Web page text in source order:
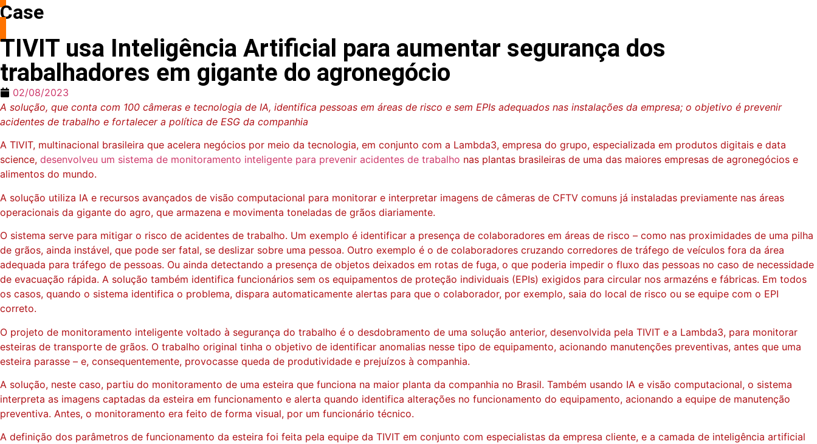
Case
TIVIT usa Inteligência Artificial para aumentar segurança dos
trabalhadores em gigante do agronegócio
02/08/2023
A solução, que conta com 100 câmeras e tecnologia de IA, identifica pessoas em áreas de risco e sem EPIs adequados nas instalações da empresa; o objetivo é prevenir
acidentes de trabalho e fortalecer a política de ESG da companhia
A TIVIT, multinacional brasileira que acelera negócios por meio da tecnologia, em conjunto com a Lambda3, empresa do grupo, especializada em produtos digitais e data
science, desenvolveu um sistema de monitoramento inteligente para prevenir acidentes de trabalho nas plantas brasileiras de uma das maiores empresas de agronegócios e
alimentos do mundo.
A solução utiliza IA e recursos avançados de visão computacional para monitorar e interpretar imagens de câmeras de CFTV comuns já instaladas previamente nas áreas
operacionais da gigante do agro, que armazena e movimenta toneladas de grãos diariamente.
O sistema serve para mitigar o risco de acidentes de trabalho. Um exemplo é identificar a presença de colaboradores em áreas de risco – como nas proximidades de uma pilha
de grãos, ainda instável, que pode ser fatal, se deslizar sobre uma pessoa. Outro exemplo é o de colaboradores cruzando corredores de tráfego de veículos fora da área
adequada para tráfego de pessoas. Ou ainda detectando a presença de objetos deixados em rotas de fuga, o que poderia impedir o fluxo das pessoas no caso de necessidade
de evacuação rápida. A solução também identifica funcionários sem os equipamentos de proteção individuais (EPIs) exigidos para circular nos armazéns e fábricas. Em todos
os casos, quando o sistema identifica o problema, dispara automaticamente alertas para que o colaborador, por exemplo, saia do local de risco ou se equipe com o EPI
correto.
O projeto de monitoramento inteligente voltado à segurança do trabalho é o desdobramento de uma solução anterior, desenvolvida pela TIVIT e a Lambda3, para monitorar
esteiras de transporte de grãos. O trabalho original tinha o objetivo de identificar anomalias nesse tipo de equipamento, acionando manutenções preventivas, antes que uma
esteira parasse – e, consequentemente, provocasse queda de produtividade e prejuízos à companhia.
A solução, neste caso, partiu do monitoramento de uma esteira que funciona na maior planta da companhia no Brasil. Também usando IA e visão computacional, o sistema
interpreta as imagens captadas da esteira em funcionamento e alerta quando identifica alterações no funcionamento do equipamento, acionando a equipe de manutenção
preventiva. Antes, o monitoramento era feito de forma visual, por um funcionário técnico.
A definição dos parâmetros de funcionamento da esteira foi feita pela equipe da TIVIT em conjunto com especialistas da empresa cliente, e a camada de inteligência artificial